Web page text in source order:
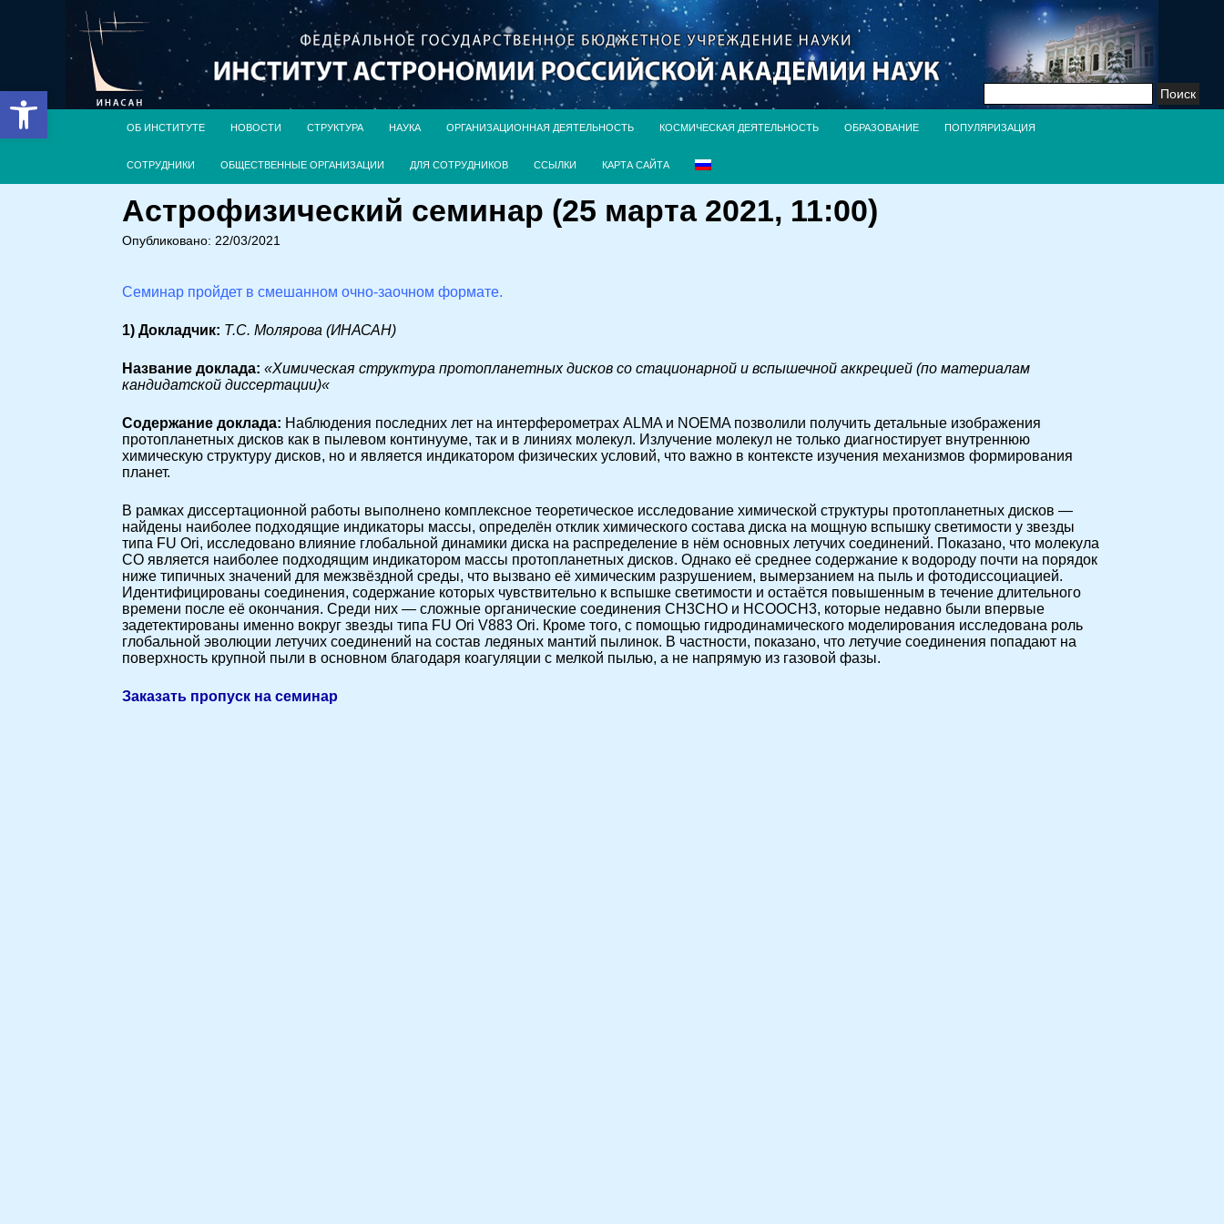
Открыть панель инструментов Найти:
ОБ ИНСТИТУТЕ НОВОСТИ СТРУКТУРА НАУКА ОРГАНИЗАЦИОННАЯ ДЕЯТЕЛЬНОСТЬ КОСМИЧЕСКАЯ ДЕЯТЕЛЬНОСТЬ ОБРАЗОВАНИЕ ПОПУЛЯРИЗАЦИЯ
СОТРУДНИКИ ОБЩЕСТВЕННЫЕ ОРГАНИЗАЦИИ ДЛЯ СОТРУДНИКОВ ССЫЛКИ КАРТА САЙТА
Астрофизический семинар (25 марта 2021, 11:00)
Опубликовано: 22/03/2021
Семинар пройдет в смешанном очно-заочном формате.
1) Докладчик: Т.С. Молярова (ИНАСАН)
Название доклада: «Химическая структура протопланетных дисков со стационарной и вспышечной аккрецией (по материалам
кандидатской диссертации)«
Cодержание доклада: Наблюдения последних лет на интерферометрах ALMA и NOEMA позволили получить детальные изображения
протопланетных дисков как в пылевом континууме, так и в линиях молекул. Излучение молекул не только диагностирует внутреннюю
химическую структуру дисков, но и является индикатором физических условий, что важно в контексте изучения механизмов формирования
планет.
В рамках диссертационной работы выполнено комплексное теоретическое исследование химической структуры протопланетных дисков —
найдены наиболее подходящие индикаторы массы, определён отклик химического состава диска на мощную вспышку светимости у звезды
типа FU Ori, исследовано влияние глобальной динамики диска на распределение в нём основных летучих соединений. Показано, что молекула
CO является наиболее подходящим индикатором массы протопланетных дисков. Однако её среднее содержание к водороду почти на порядок
ниже типичных значений для межзвёздной среды, что вызвано её химическим разрушением, вымерзанием на пыль и фотодиссоциацией.
Идентифицированы соединения, содержание которых чувствительно к вспышке светимости и остаётся повышенным в течение длительного
времени после её окончания. Среди них — сложные органические соединения CH3CHO и HCOOCH3, которые недавно были впервые
задетектированы именно вокруг звезды типа FU Ori V883 Ori. Кроме того, с помощью гидродинамического моделирования исследована роль
глобальной эволюции летучих соединений на состав ледяных мантий пылинок. В частности, показано, что летучие соединения попадают на
поверхность крупной пыли в основном благодаря коагуляции с мелкой пылью, а не напрямую из газовой фазы.
Заказать пропуск на семинар